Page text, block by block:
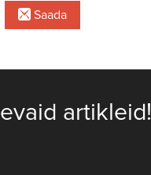
Saada
artikleid!